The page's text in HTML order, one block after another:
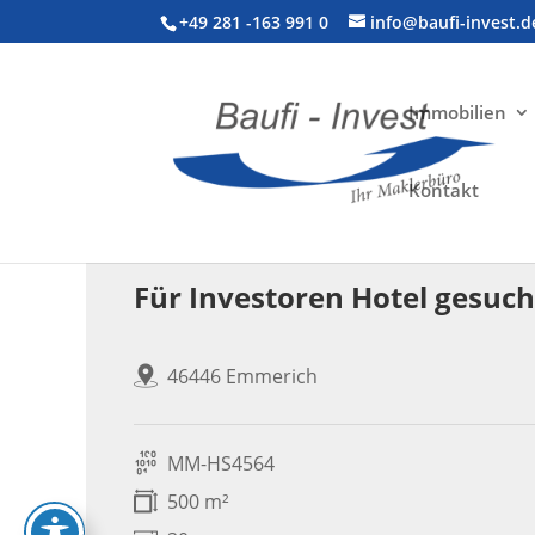
+49 281 -163 991 0 info@baufi-
Immobilien
Kontakt
Für Investoren Hotel
46446 Emmerich
MM-HS4564
500 m²